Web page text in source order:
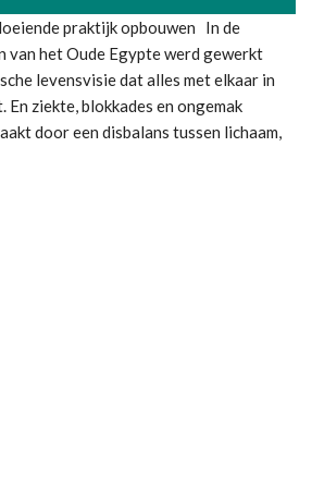
praktijk opbouwen In de
van het Oude Egypte werd gewerkt
levensvisie dat alles met elkaar in
ziekte, blokkades en ongemak
door een disbalans tussen lichaam,